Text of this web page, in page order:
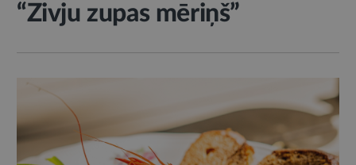
“Zivju zupas mēriņš”